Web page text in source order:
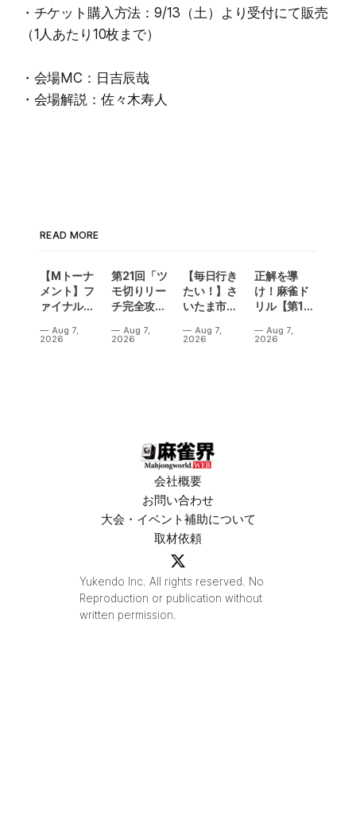
・チケット購入方法：9/13（土）より受付にて販売
（1人あたり10枚まで）
・会場MC：日吉辰哉
・会場解説：佐々木寿人
READ MORE
【Mトーナ
メント】フ
ァイナル／2
ニバル！東
Aug 7,
2026
第21回「ツ
モ切りリー
チ完全攻
Aug 7,
2026
【毎日行き
たい！】さ
いたま市に
誕生！？
Aug 7,
2026
正解を導
け！麻雀ド
リル【第14
Aug 7,
2026
会社概要
お問い合わせ
大会・イベント補助について
取材依頼
Yukendo Inc. All rights reserved. No
Reproduction or publication without
written permission.